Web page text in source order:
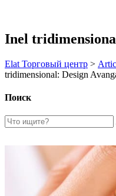
Inel
Elat Торговый центр >
tridimensional: Design
Поиск